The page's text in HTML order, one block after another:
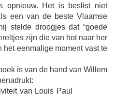
opnieuw. Het is beslist niet
een van de beste Vlaamse
stelde droogjes dat “goede
zijn die van hot naar her
het eenmalige moment vast te
is van de hand van Willem
van Louis Paul